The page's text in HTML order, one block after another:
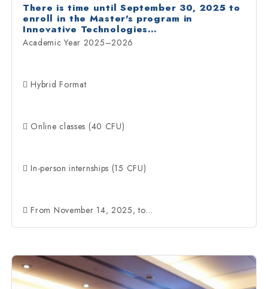
There is time until September 30, 2025 to
enroll in the Master's program in
Innovative Technologies…
Academic Year 2025–2026
 Hybrid Format
 Online classes (40 CFU)
 In-person internships (15 CFU)
 From November 14, 2025, to…